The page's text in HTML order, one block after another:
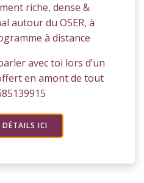
riche, dense &
autour du OSER, à
à distance
avec toi lors d’un
en amont de tout
DÉTAILS ICI